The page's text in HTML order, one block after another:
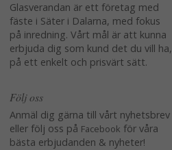
Glasverandan är ett företag med
fäste i Säter i Dalarna, med fokus
på inredning. Vårt mål är att kunna
erbjuda dig som kund det du vill ha,
på ett enkelt och prisvärt sätt.
Följ oss
Anmäl dig gärna till vårt nyhetsbrev
eller följ oss på Facebook för våra
bästa erbjudanden & nyheter!